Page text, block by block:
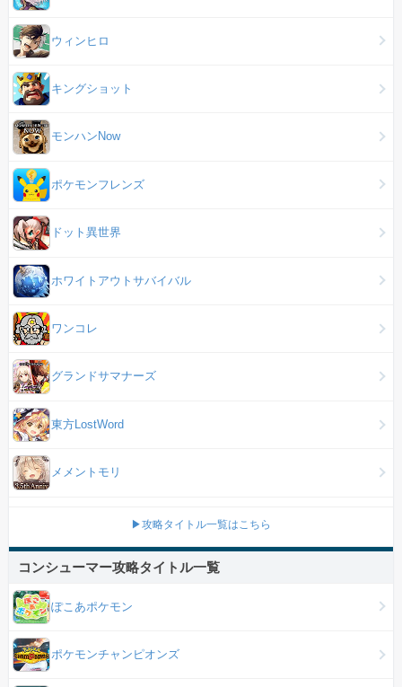
ウィンヒロ
キングショット
モンハンNow
ポケモンフレンズ
ドット異世界
ホワイトアウトサバイバル
ワンコレ
グランドサマナーズ
東方LostWord
メメントモリ
▶攻略タイトル一覧はこちら
コンシューマー攻略タイトル一覧
ぽこあポケモン
ポケモンチャンピオンズ